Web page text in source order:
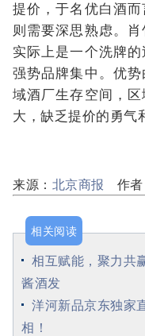
提价，于名优白酒
则需要深思熟虑。
实际上是一个洗牌
强势品牌集中。优
域酒厂生存空间，
大，缺乏提价的勇气
来源： 北京商报 作者
相关阅读
相互赋能，聚力共
酱酒发
洋河新品京东独家
相！